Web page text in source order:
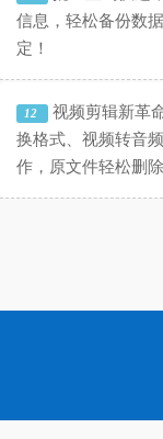
信息，轻松备份数
定！
12
视频剪辑新革
换格式、视频转音
作，原文件轻松删除